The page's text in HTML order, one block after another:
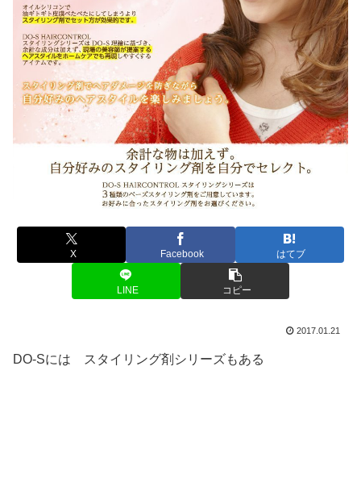
X Facebook はてブ
LINE コピー
2017.01.21
DO-Sには スタイリング剤シリーズもある